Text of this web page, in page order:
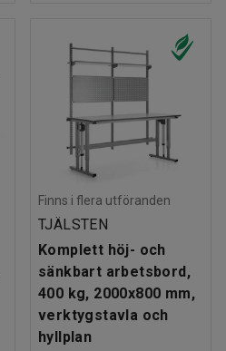
Finns i flera utföranden
TJÄLSTEN
Komplett höj- och
sänkbart arbetsbord,
400 kg, 2000x800 mm,
verktygstavla och
hyllplan